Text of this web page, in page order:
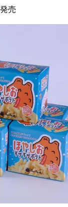
売